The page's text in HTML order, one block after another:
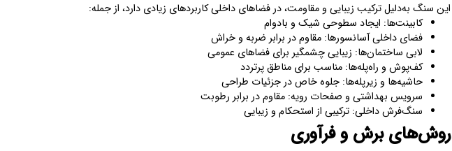
این سنگ به‌دلیل ترکیب زیبایی و مقاومت، در فضاهای داخلی کاربردهای زیادی دارد، از جمله:
کابینت‌ها: ایجاد سطوحی شیک و بادوام
فضای داخلی آسانسورها: مقاوم در برابر ضربه و خراش
لابی ساختمان‌ها: زیبایی چشمگیر برای فضاهای عمومی
کف‌پوش و راه‌پله‌ها: مناسب برای مناطق پرتردد
حاشیه‌ها و زیرپله‌ها: جلوه خاص در جزئیات طراحی
سرویس بهداشتی و صفحات رویه: مقاوم در برابر رطوبت
سنگ‌فرش داخلی: ترکیبی از استحکام و زیبایی
روش‌های برش و فرآوری